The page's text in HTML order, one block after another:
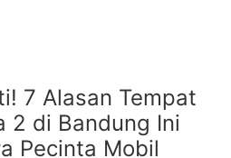
7 Alasan Tempat
2 di Bandung Ini
Pecinta Mobil